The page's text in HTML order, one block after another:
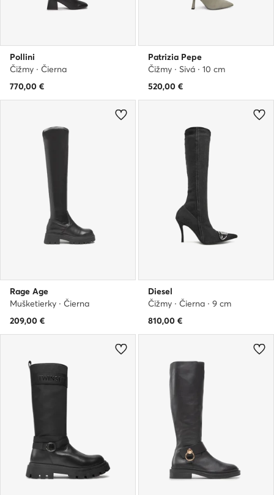
Pollini
Čižmy · Čierna
770,00 €
Patrizia Pepe
Čižmy · Sivá · 10 cm
520,00 €
Rage Age
Mušketierky · Čierna
209,00 €
Diesel
Čižmy · Čierna · 9 cm
810,00 €